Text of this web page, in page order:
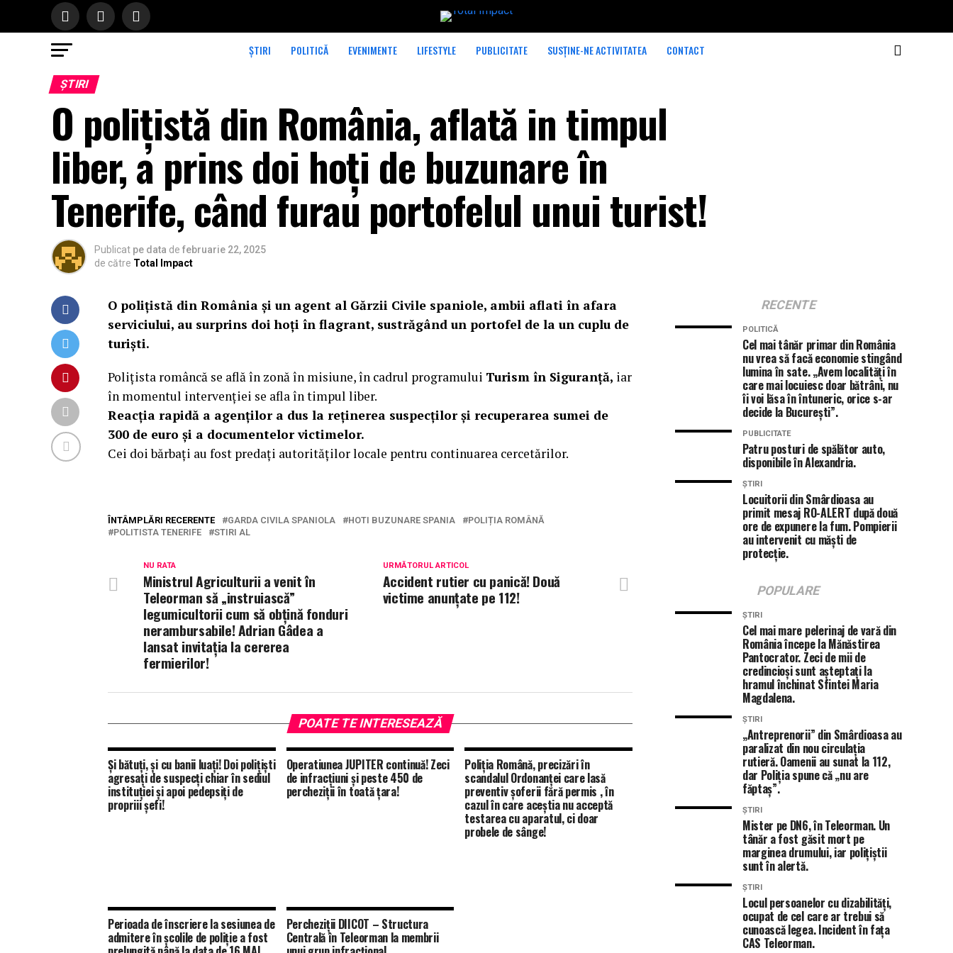
ȘTIRI POLITICĂ EVENIMENTE LIFESTYLE PUBLICITATE SUSȚINE-NE ACTIVITATEA CONTACT
ȘTIRI
O polițistă din România, aflată in timpul
liber, a prins doi hoți de buzunare în
Tenerife, când furau portofelul unui turist!
Publicat pe data de februarie 22, 2025
de către Total Impact
O polițistă din România și un agent al Gărzii Civile spaniole, ambii aflati în afara
serviciului, au surprins doi hoți în flagrant, sustrăgând un portofel de la un cuplu de
turiști.
Polițista româncă se află în zonă în misiune, în cadrul programului Turism în Siguranță, iar
în momentul intervenției se afla în timpul liber.
Reacția rapidă a agenților a dus la reținerea suspecților și recuperarea sumei de
300 de euro și a documentelor victimelor.
Cei doi bărbați au fost predați autorităților locale pentru continuarea cercetărilor.
ÎNTÂMPLĂRI RECERENTE GARDA CIVILA SPANIOLA HOTI BUZUNARE SPANIA
POLIȚIA ROMÂNĂ
POLITISTA TENERIFE
STIRI AL
URMĂTORUL ARTICOL
Accident rutier cu panică! Două
victime anunțate pe 112!
NU RATA
Ministrul Agriculturii a venit în
Teleorman să „instruiască”
legumicultorii cum să obțină fonduri
nerambursabile! Adrian Gâdea a
lansat invitația la cererea
fermierilor!
POATE TE INTERESEAZĂ
Și bătuți, și cu banii luați! Doi polițiști
agresați de suspecți chiar în sediul
instituției și apoi pedepsiți de
propriii șefi!
Operatiunea JUPITER continuă! Zeci
de infracțiuni și peste 450 de
percheziții în toată țara!
Poliția Română, precizări în
scandalul Ordonanței care lasă
preventiv șoferii fără permis , în
cazul în care aceștia nu acceptă
testarea cu aparatul, ci doar
probele de sânge!
Perioada de înscriere la sesiunea de
admitere în școlile de poliție a fost
Percheziții DIICOT – Structura
Centrală în Teleorman la membrii
RECENTE
POLITICĂ
Cel mai tânăr primar din România
nu vrea să facă economie stingând
lumina în sate. „Avem localități în
care mai locuiesc doar bătrâni, nu
îi voi lăsa în întuneric, orice s-ar
decide la București”.
PUBLICITATE
Patru posturi de spălător auto,
disponibile în Alexandria.
ȘTIRI
Locuitorii din Smârdioasa au
primit mesaj RO-ALERT după două
ore de expunere la fum. Pompierii
au intervenit cu măști de
protecție.
POPULARE
ȘTIRI
Cel mai mare pelerinaj de vară din
România începe la Mănăstirea
Pantocrator. Zeci de mii de
credincioși sunt așteptați la
hramul închinat Sfintei Maria
Magdalena.
ȘTIRI
„Antreprenorii” din Smârdioasa au
paralizat din nou circulația
rutieră. Oamenii au sunat la 112,
dar Poliția spune că „nu are
făptaș”.
ȘTIRI
Mister pe DN6, în Teleorman. Un
tânăr a fost găsit mort pe
marginea drumului, iar polițiștii
sunt în alertă.
ȘTIRI
Locul persoanelor cu dizabilități,
ocupat de cel care ar trebui să
cunoască legea. Incident în fața
CAS Teleorman.